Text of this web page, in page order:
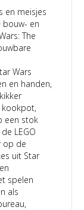
en meisjes
bouw- en
The
Wars
en handen,
kookpot,
een stok
de LEGO
op de
uit Star
spelen
als